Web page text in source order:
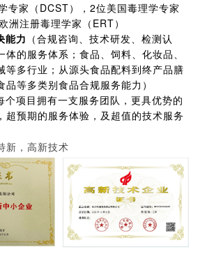
专家（DCST），2位美国毒理学专家
洲注册毒理学家（ERT）
能力 （合规咨询、技术研发、检测认
的服务体系；食品、饲料、化妆品、
等多行业；从源头食品配料到终产品膳
等多类别食品合规服务能力）
个项目拥有一支服务团队，更具优势的
超预期的服务体验，及超值的技术服务
新，高新技术